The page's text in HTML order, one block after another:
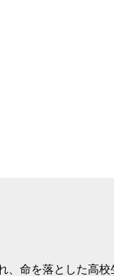
、命を落とした高校